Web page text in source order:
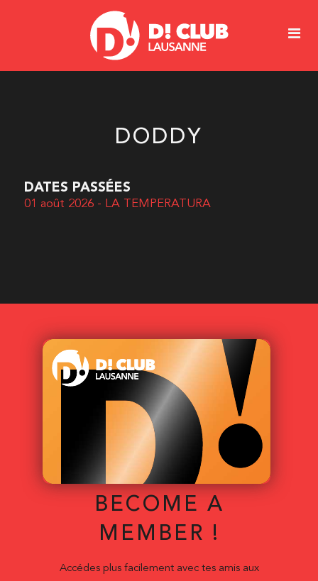
DODDY
DATES PASSÉES
01 août 2026 - LA TEMPERATURA
BECOME A
MEMBER !
Accédes plus facilement avec tes amis aux